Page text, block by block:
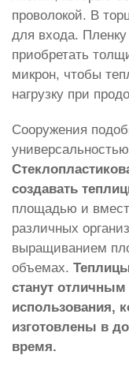
проволокой. В
для входа.
приобретать
микрон, чтобы
нагрузку при
Сооружения
создавать
площадью и
различных
выращиванием
объемах.
станут
использования,
изготовлены в
время.